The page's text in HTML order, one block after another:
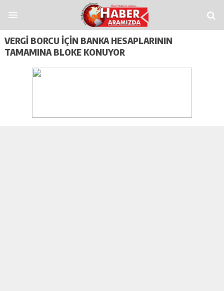
tümbetbetosferDeneme Bonusu Veren
VERGI BORCU İÇIN BANKA HESAPLARININ
TAMAMINA BLOKE KONUYOR